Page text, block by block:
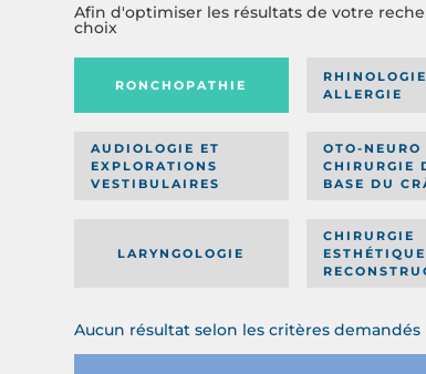
Afin d'optimiser les résultats de votre
choix
RONCHOPATHIE
ALLERGIE
AUDIOLOGIE ET
EXPLORATIONS
VESTIBULAIRES
OTO-NEURO
CHIRURGIE
BASE DU
LARYNGOLOGIE
CHIRURGIE
Aucun résultat selon les critères demandés